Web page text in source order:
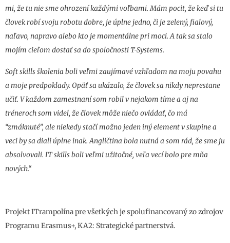
mi, že tu nie sme ohrození každými voľbami. Mám pocit, že keď si tu
človek robí svoju robotu dobre, je úplne jedno, či je zelený, fialový,
naľavo, napravo alebo kto je momentálne pri moci. A tak sa stalo
mojím cieľom dostať sa do spoločnosti T-Systems.
Soft skills školenia boli veľmi zaujímavé vzhľadom na moju povahu
a moje predpoklady. Opäť sa ukázalo, že človek sa nikdy neprestane
učiť. V každom zamestnaní som robil v nejakom tíme a aj na
tréneroch som videl, že človek môže niečo ovládať, čo má
“zmáknuté”, ale niekedy stačí možno jeden iný element v skupine a
veci by sa diali úplne inak. Angličtina bola nutná a som rád, že sme ju
absolvovali. IT skills boli veľmi užitočné, veľa vecí bolo pre mňa
nových.“
Projekt ITrampolína pre všetkých je spolufinancovaný zo zdrojov
Programu Erasmus+, KA2: Strategické partnerstvá.